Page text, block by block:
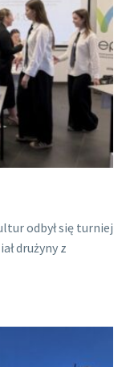
odbył się turniej
drużyny z